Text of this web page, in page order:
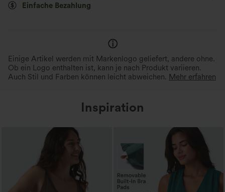
Einfache Bezahlung
Einige Artikel werden mit Markenlogo geliefert, andere ohne.
Ob ein Logo enthalten ist, kann je nach Produkt variieren.
Auch Stil und Farben können leicht abweichen. Mehr erfahren
Inspiration